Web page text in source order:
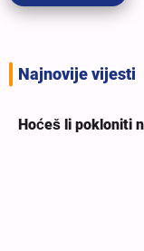
Najnovije vijesti
Hoćeš li pokloniti